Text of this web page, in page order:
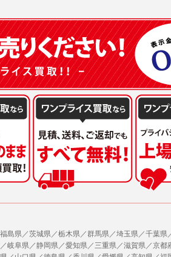
する場合には原則として、機密保持、再提供の
護のために必要がある場合であって、本人の同
を受けた者が法令の定める事務を遂行すること
支障を及ぼすおそれがあるとき。
データの一部又は全部の処理を委託する場合（
必要かつ適切な監督を行ないます）。
、必要な個人情報をご提供いただけない場合、
ージに再訪問される際、より便利に当社ホーム
れた広告にクッキーを使用する場合があります。
ーIDとこれに伴う個人情報を抹消することができ
びこれに伴う個人情報の管理不十分、使用上の
を負いません。
項に変更が生じた場合、直ちに弊社所定の変更
情報、またはユーザーが本サイト及び本サービス
ることができるものとします。
人情報を表示しない場合。
個人情報を表示せずに開示する場合。
ている場合。
る案内や情報提供（郵便、電子メール等によるダ
した情報を、その利用目的の範囲内で利用する場
島県／茨城県／栃木県／群馬県／埼玉県／千葉県
岐阜県／静岡県／愛知県／三重県／滋賀県／京都